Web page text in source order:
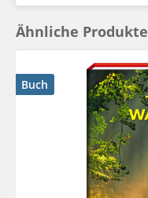
Ähnliche Produkte
Buch